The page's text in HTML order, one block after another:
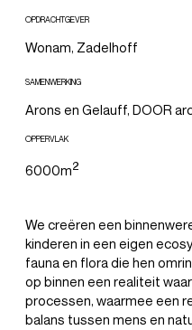
OPDRACHTGEVER
Wonam, Zadelhoff
SAMENWERKING
Arons en Gelauff, DOOR
OPPERVLAK
6000m2
We creëren een
kinderen in een eigen
fauna en flora die hen
op binnen een realiteit
processen, waarmee een
balans tussen mens en